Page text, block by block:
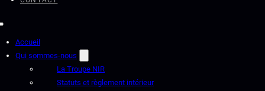
Accueil
Qui sommes-nous
La Troupe NIR
Statuts et règlement intérieur